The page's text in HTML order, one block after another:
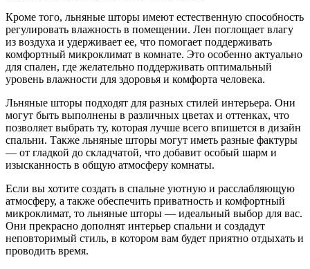
Кроме того, льняные шторы имеют естественную способность
регулировать влажность в помещении. Лен поглощает влагу
из воздуха и удерживает ее, что помогает поддерживать
комфортный микроклимат в комнате. Это особенно актуально
для спален, где желательно поддерживать оптимальный
уровень влажности для здоровья и комфорта человека.
Льняные шторы подходят для разных стилей интерьера. Они
могут быть выполнены в различных цветах и оттенках, что
позволяет выбрать ту, которая лучше всего впишется в дизайн
спальни. Также льняные шторы могут иметь разные фактуры
— от гладкой до складчатой, что добавит особый шарм и
изысканность в общую атмосферу комнаты.
Если вы хотите создать в спальне уютную и расслабляющую
атмосферу, а также обеспечить приватность и комфортный
микроклимат, то льняные шторы — идеальный выбор для вас.
Они прекрасно дополнят интерьер спальни и создадут
неповторимый стиль, в котором вам будет приятно отдыхать и
проводить время.